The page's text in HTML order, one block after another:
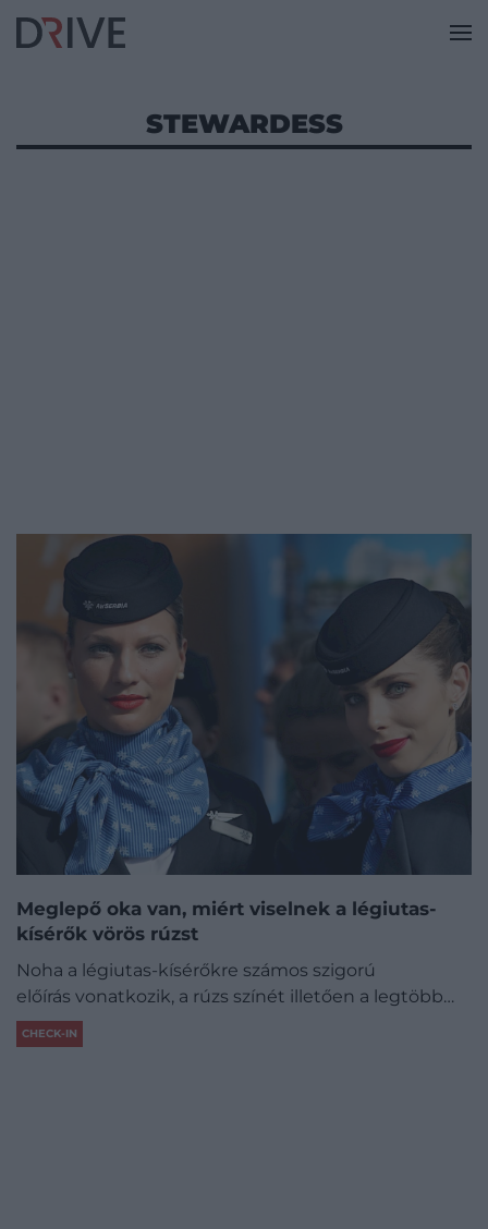
STEWARDESS
Meglepő oka van, miért viselnek a légiutas-
kísérők vörös rúzst
Noha a légiutas-kísérőkre számos szigorú
előírás vonatkozik, a rúzs színét illetően a legtöbb…
CHECK-IN